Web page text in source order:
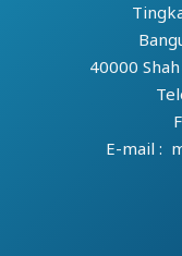
40000
E-mail :